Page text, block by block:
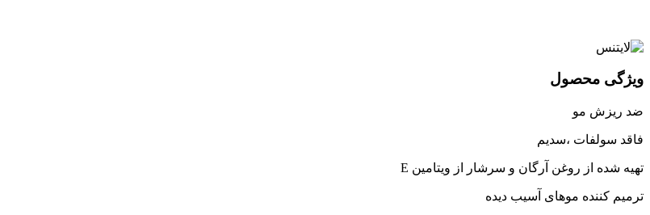
ویژگی محصول
ضد ریزش مو
فاقد سولفات ،سدیم
تهیه شده از روغن آرگان و سرشار از ویتامین E
ترمیم کننده موهای آسیب دیده